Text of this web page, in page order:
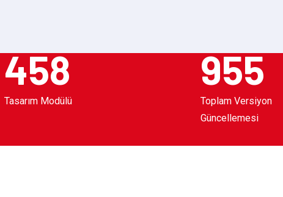
458
Tasarım Modülü
955
Toplam Versiyon
Güncellemesi